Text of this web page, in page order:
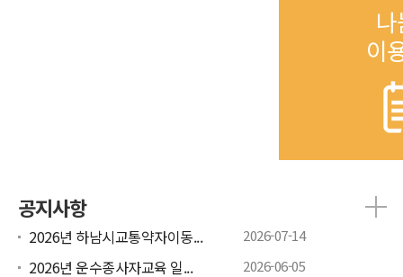
이
공지사항
2026년 하남시교통약자이동... 2026-07-14
2026년 운수종사자교육 일... 2026-06-05